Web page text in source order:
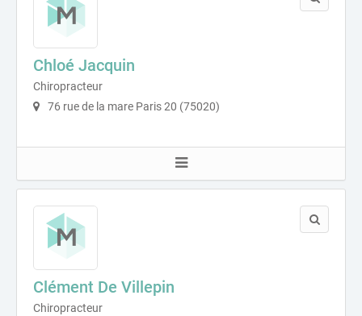
Chloé Jacquin
Chiropracteur
76 rue de la mare Paris 20 (75020)
Clément De Villepin
Chiropracteur